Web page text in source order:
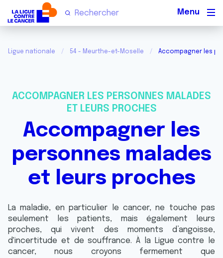
Ligue nationale 54 - Meurthe-et-Moselle Accompagner les
ACCOMPAGNER LES PERSONNES MALADES
ET LEURS PROCHES
Accompagner les
personnes malades
et leurs proches
La maladie, en particulier le cancer, ne touche pas
seulement les patients, mais également leurs
proches, qui vivent des moments d’angoisse,
d'incertitude et de souffrance. À la Ligue contre le
cancer, nous croyons fermement que